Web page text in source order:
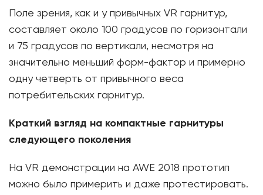
Поле зрения, как и у привычных VR гарнитур,
составляет около 100 градусов по горизонтали
и 75 градусов по вертикали, несмотря на
значительно меньший форм-фактор и примерно
одну четверть от привычного веса
потребительских гарнитур.
Краткий взгляд на компактные гарнитуры
следующего поколения
На VR демонстрации на AWE 2018 прототип
можно было примерить и даже протестировать.